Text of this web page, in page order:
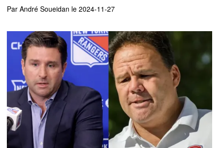
Par André Soueidan le 2024-11-27